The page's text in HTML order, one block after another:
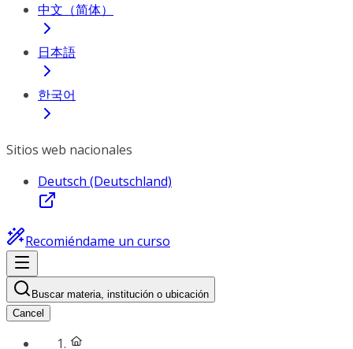
中文（简体）
日本語
한국어
Sitios web nacionales
Deutsch (Deutschland)
Recomiéndame un curso
Buscar materia, institución o ubicación
Cancel